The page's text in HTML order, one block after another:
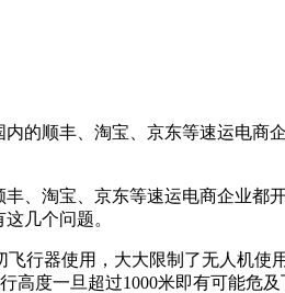
的顺丰、淘宝、京东等速运电
、淘宝、京东等速运电商企业
几个问题。
行器使用，大大限制了无人机使
度一旦超过1000米即有可能危